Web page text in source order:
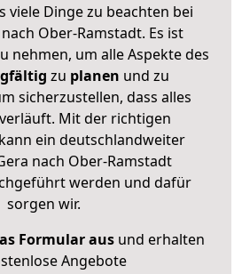
viele Dinge zu beachten bei
Ober-Ramstadt. Es ist
nehmen, um alle Aspekte des
zu planen und zu
sicherzustellen, dass alles
Mit der richtigen
ein deutschlandweiter
nach Ober-Ramstadt
werden und dafür
sorgen wir.
Formular ausund erhalten
Angebote